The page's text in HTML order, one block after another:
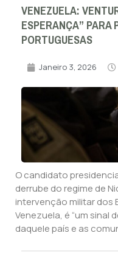
VENEZUELA:
ESPERANÇA” PARA
PORTUGUESAS
Janeiro 3, 2026
O candidato
derrube do regime de
intervenção militar dos
Venezuela, é “um sinal
daquele país e as